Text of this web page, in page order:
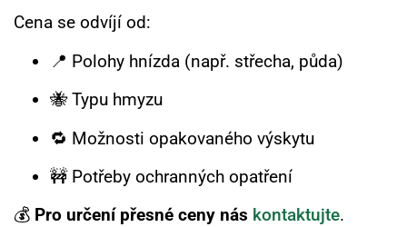
Cena se odvíjí od:
📍 Polohy hnízda (např. střecha, půda)
🐝 Typu hmyzu
🔁 Možnosti opakovaného výskytu
🚧 Potřeby ochranných opatření
💰 Pro určení přesné ceny nás kontaktujte.